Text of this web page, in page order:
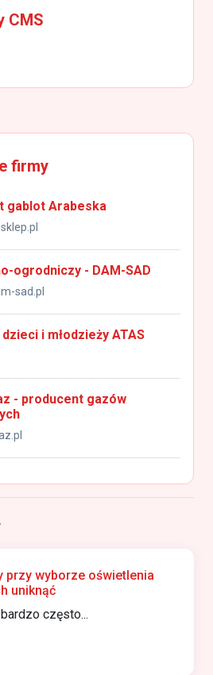
CMS
firmy
gablot Arabeska
ogrodniczy - DAM-SAD
sad.pl
i młodzieży ATAS
- producent gazów
przy wyborze oświetlenia
uniknąć
często...